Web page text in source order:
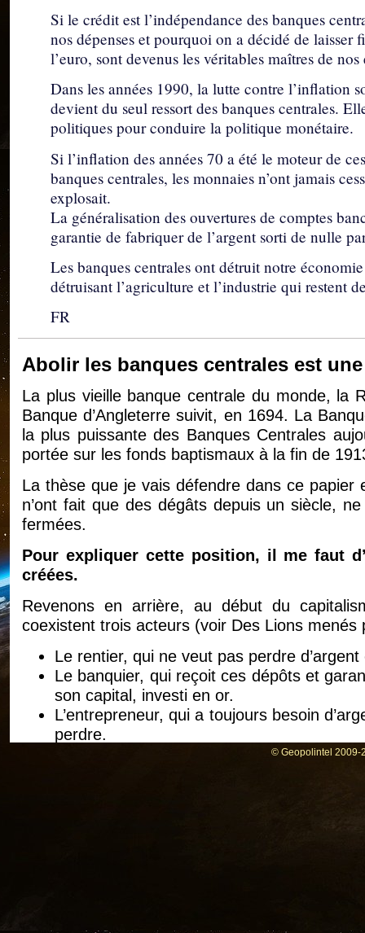
Si le crédit est l’indépendance des banques
nos dépenses et pourquoi on a décidé de
l’euro, sont devenus les véritables maîtres de
Dans les années 1990, la lutte contre l’inflation
devient du seul ressort des banques centrales.
politiques pour conduire la politique monétaire.
Si l’inflation des années 70 a été le moteur de
banques centrales, les monnaies n’ont jamais
explosait.
La généralisation des ouvertures de comptes
garantie de fabriquer de l’argent sorti de nulle
Les banques centrales ont détruit notre
détruisant l’agriculture et l’industrie qui restent
FR
Abolir les banques centrales est
La plus vieille banque centrale du monde, la
Banque d’Angleterre suivit, en 1694. La
la plus puissante des Banques Centrales
portée sur les fonds baptismaux à la fin de
La thèse que je vais défendre dans ce
n’ont fait que des dégâts depuis un siècle,
fermées.
Pour expliquer cette position, il me faut
créées.
Revenons en arrière, au début du
coexistent trois acteurs (voir Des Lions
Le rentier, qui ne veut pas perdre
Le banquier, qui reçoit ces dépôts et
son capital, investi en or.
L’entrepreneur, qui a toujours besoin
perdre.
© Geopolintel 2009-